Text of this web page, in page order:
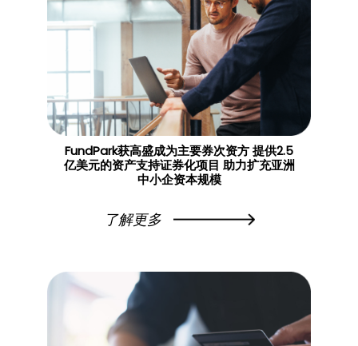
FundPark获高盛成为主要券次资方 提供2.5
亿美元的资产支持证券化项目 助力扩充亚洲
中小企资本规模
了解更多